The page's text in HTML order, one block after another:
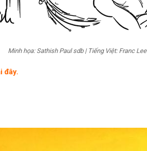
Minh họa: Sathish Paul sdb | Tiếng Việt: Franc Lee
đây.